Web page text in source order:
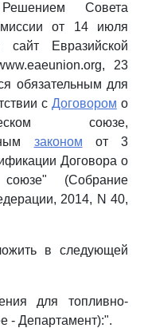
Совета
от 14 июля
Евразийской
23
обязательным для
с Договором о
союзе,
законом от 3
Договора о
союзе" (Собрание
2014, N 40,
в следующей
для топливно-
- Департамент):".